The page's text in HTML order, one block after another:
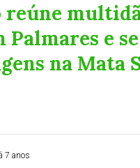
e
na Mata
7 anos